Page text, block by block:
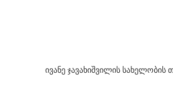
ივანე ჯავახიშვილის